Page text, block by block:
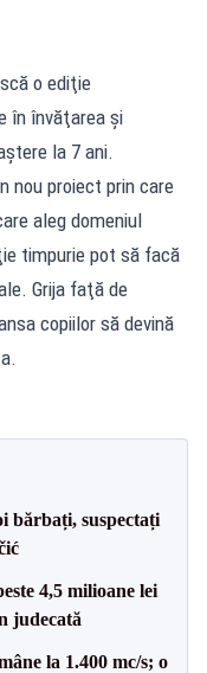
o ediţie
în învăţarea şi
la 7 ani.
nou proiect prin care
aleg domeniul
timpurie pot să facă
Grija faţă de
copiilor să devină
bărbați, suspectați
4,5 milioane lei
judecată
la 1.400 mc/s; o